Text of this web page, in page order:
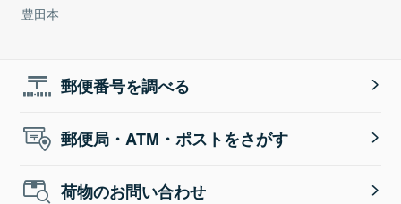
豊田本
郵便番号を調べる
郵便局・ATM・ポストをさがす
荷物のお問い合わせ